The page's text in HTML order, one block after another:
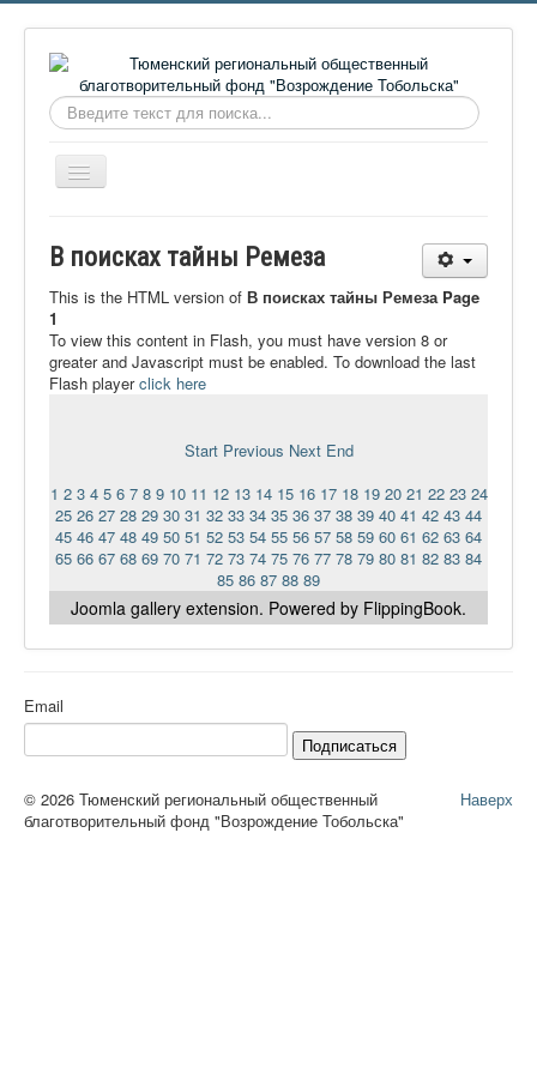
Искать...
Включить/
выключить
О фонде
Видеоматериалы
Контакты
В поисках тайны Ремеза
This is the HTML version of В поисках тайны Ремеза Page
1
To view this content in Flash, you must have version 8 or
greater and Javascript must be enabled. To download the last
Flash playerclick here
Start Previous Next End
1 2 3 4 5 6 7 8 9 10 11 12 13 14 15 16 17 18 19 20 21 22 23 24
25 26 27 28 29 30 31 32 33 34 35 36 37 38 39 40 41 42 43 44
45 46 47 48 49 50 51 52 53 54 55 56 57 58 59 60 61 62 63 64
65 66 67 68 69 70 71 72 73 74 75 76 77 78 79 80 81 82 83 84
85 86 87 88 89
Joomla gallery extension. Powered by FlippingBook.
Email
Подписаться
Наверх
© 2026 Тюменский региональный общественный
благотворительный фонд "Возрождение Тобольска"